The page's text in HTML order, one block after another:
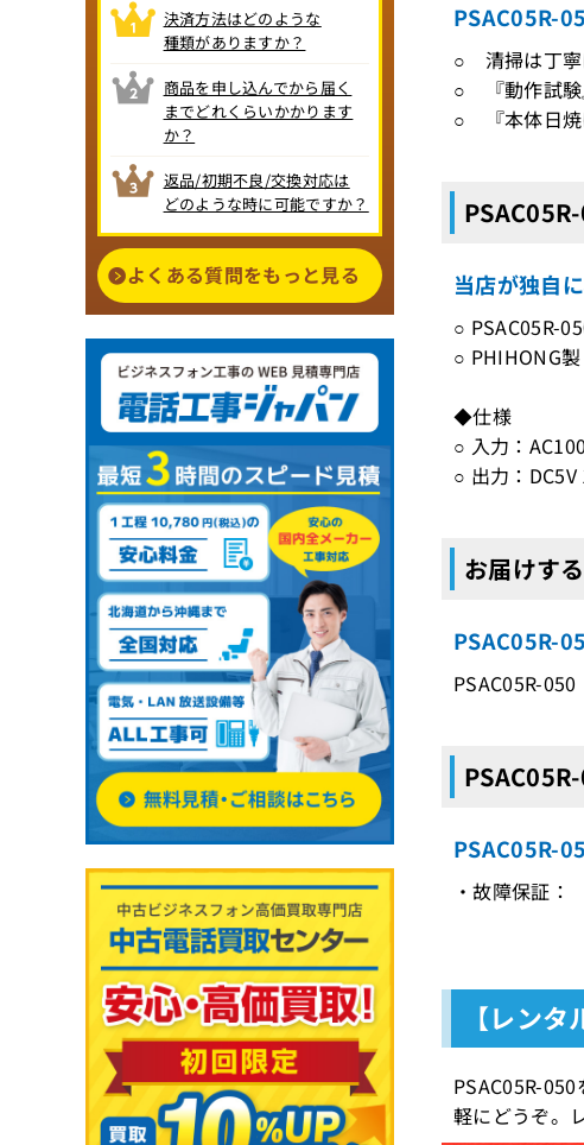
PSAC05R-
○ 清掃は丁寧
○ 『動作試験
○ 『本体日焼
当店が独自
○ PSAC05R-
○ PHIHONG製
◆仕様
○ 入力：
○ 出力：
お届けす
PSAC05R-
PSAC05R-
PSAC05R-
・故障保証
【レン
PSAC05R-
軽にどうぞ。
決済方法はどのような
種類がありますか？
商品を申し込んでから届く
までどれくらいかかります
か？
返品/初期不良/交換対応は
どのような時に可能ですか？
よくある質問をもっと見る